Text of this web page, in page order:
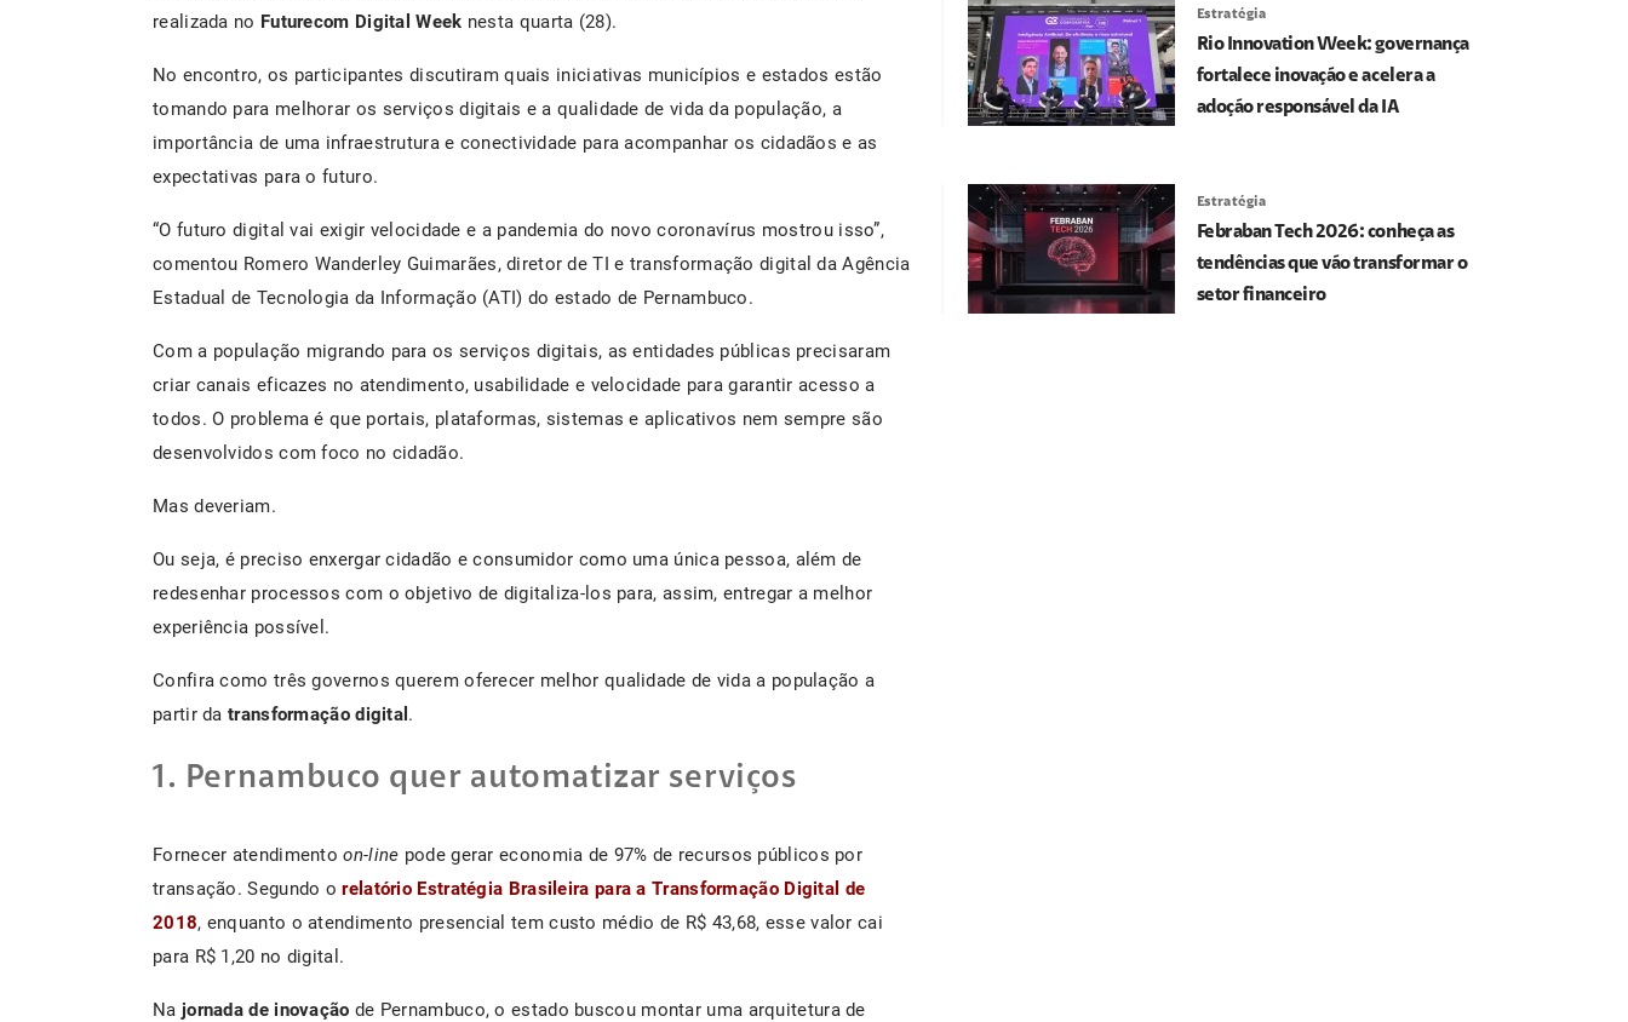
realizada no Futurecom Digital Week nesta quarta (28).
No encontro, os participantes discutiram quais iniciativas municípios e estados estão
tomando para melhorar os serviços digitais e a qualidade de vida da população, a
importância de uma infraestrutura e conectividade para acompanhar os cidadãos e as
expectativas para o futuro.
“O futuro digital vai exigir velocidade e a pandemia do novo coronavírus mostrou isso”,
comentou Romero Wanderley Guimarães, diretor de TI e transformação digital da Agência
Estadual de Tecnologia da Informação (ATI) do estado de Pernambuco.
Com a população migrando para os serviços digitais, as entidades públicas precisaram
criar canais eficazes no atendimento, usabilidade e velocidade para garantir acesso a
todos. O problema é que portais, plataformas, sistemas e aplicativos nem sempre são
desenvolvidos com foco no cidadão.
Mas deveriam.
Ou seja, é preciso enxergar cidadão e consumidor como uma única pessoa, além de
redesenhar processos com o objetivo de digitaliza-los para, assim, entregar a melhor
experiência possível.
Confira como três governos querem oferecer melhor qualidade de vida a população a
partir da transformação digital .
1. Pernambuco quer automatizar serviços
Fornecer atendimentoon-line pode gerar economia de 97% de recursos públicos por
transação. Segundo orelatório Estratégia Brasileira para a Transformação Digital de
2018, enquanto o atendimento presencial tem custo médio de R$ 43,68, esse valor cai
para R$ 1,20 no digital.
Na jornada de inovação de Pernambuco, o estado buscou montar uma arquitetura de
Estratégia
Rio Innovation Week: governança
fortalece inovação e acelera a
adoção responsável da IA
Estratégia
Febraban Tech 2026: conheça as
tendências que vão transformar o
setor financeiro